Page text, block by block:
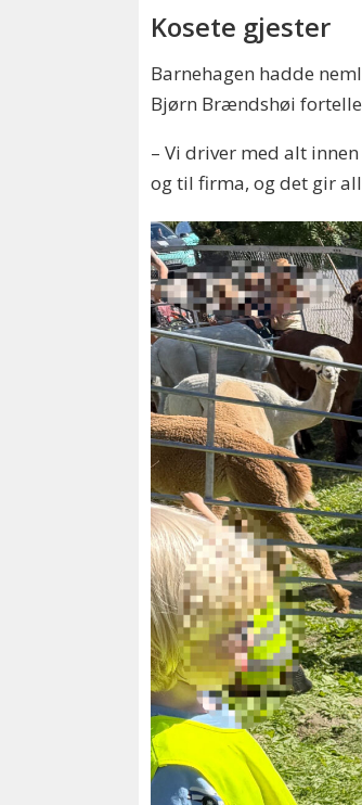
Kosete gjester
Barnehagen hadde
Bjørn Brændshøi
– Vi driver med alt
og til firma, og det gir